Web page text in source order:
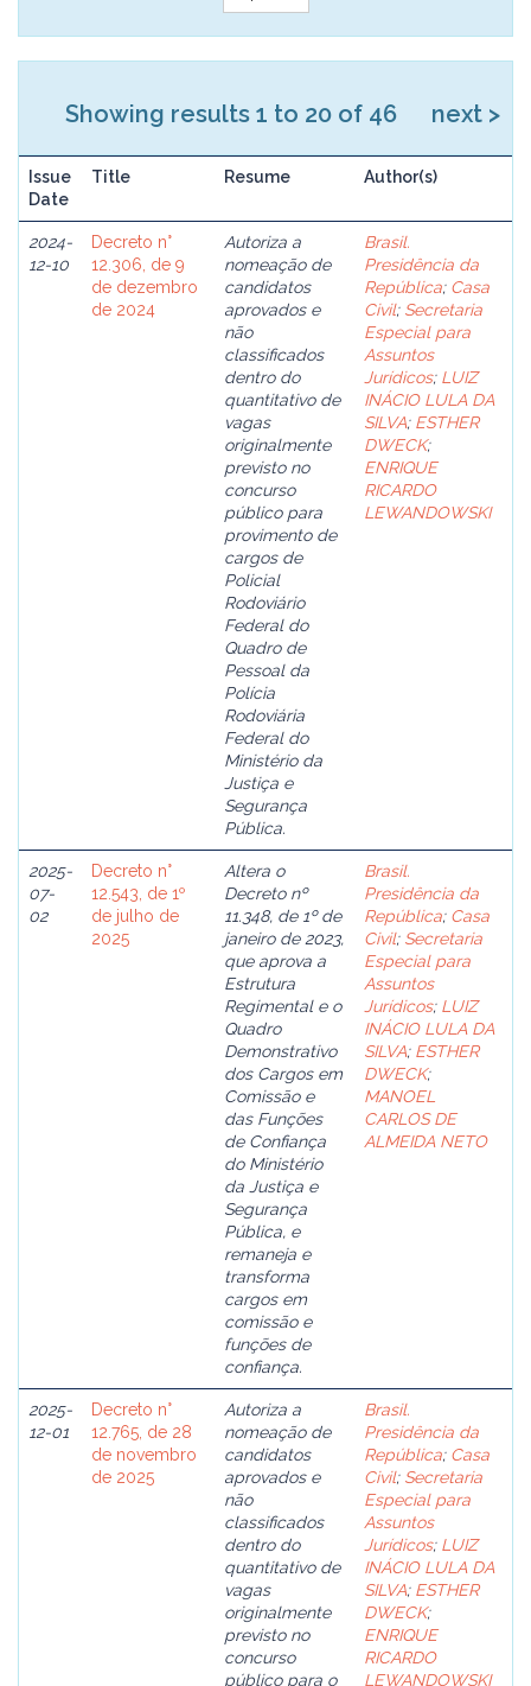
Showing results 1 to 20 of 46 next >
Issue
Date
Title Resume Author(s)
2024-
12-10
Decreto n°
12.306, de 9
de dezembro
de 2024
Autoriza a
nomeação de
candidatos
aprovados e
não
classificados
dentro do
quantitativo de
vagas
originalmente
previsto no
concurso
público para
provimento de
cargos de
Policial
Rodoviário
Federal do
Quadro de
Pessoal da
Polícia
Rodoviária
Federal do
Ministério da
Justiça e
Segurança
Pública.
Brasil.
Presidência da
República; Casa
Civil; Secretaria
Especial para
Assuntos
Jurídicos; LUIZ
INÁCIO LULA DA
SILVA; ESTHER
DWECK;
ENRIQUE
RICARDO
LEWANDOWSKI
2025-
07-
02
Decreto n°
12.543, de 1º
de julho de
2025
Altera o
Decreto nº
11.348, de 1º de
janeiro de 2023,
que aprova a
Estrutura
Regimental e o
Quadro
Demonstrativo
dos Cargos em
Comissão e
das Funções
de Confiança
do Ministério
da Justiça e
Segurança
Pública, e
remaneja e
transforma
cargos em
comissão e
funções de
confiança.
Brasil.
Presidência da
República; Casa
Civil; Secretaria
Especial para
Assuntos
Jurídicos; LUIZ
INÁCIO LULA DA
SILVA; ESTHER
DWECK;
MANOEL
CARLOS DE
ALMEIDA NETO
2025-
12-01
Decreto n°
12.765, de 28
de novembro
de 2025
Autoriza a
nomeação de
candidatos
aprovados e
não
classificados
dentro do
quantitativo de
vagas
originalmente
previsto no
concurso
público para o
Brasil.
Presidência da
República; Casa
Civil; Secretaria
Especial para
Assuntos
Jurídicos; LUIZ
INÁCIO LULA DA
SILVA; ESTHER
DWECK;
ENRIQUE
RICARDO
LEWANDOWSKI